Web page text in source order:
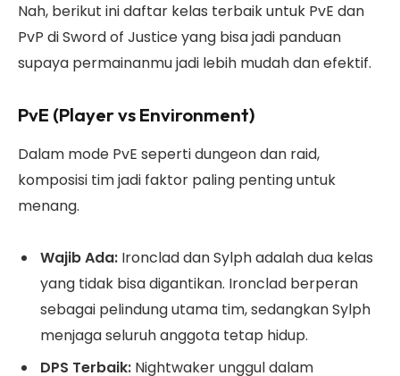
Nah, berikut ini daftar kelas terbaik untuk PvE dan
PvP di Sword of Justice yang bisa jadi panduan
supaya permainanmu jadi lebih mudah dan efektif.
PvE (Player vs Environment)
Dalam mode PvE seperti dungeon dan raid,
komposisi tim jadi faktor paling penting untuk
menang.
Wajib Ada: Ironclad dan Sylph adalah dua kelas
yang tidak bisa digantikan. Ironclad berperan
sebagai pelindung utama tim, sedangkan Sylph
menjaga seluruh anggota tetap hidup.
DPS Terbaik: Nightwaker unggul dalam